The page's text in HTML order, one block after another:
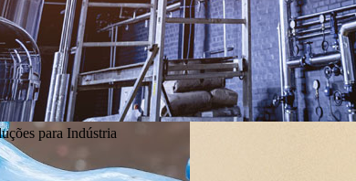
para Indústria
produto, disponível para dar todo o suporte a este setor.